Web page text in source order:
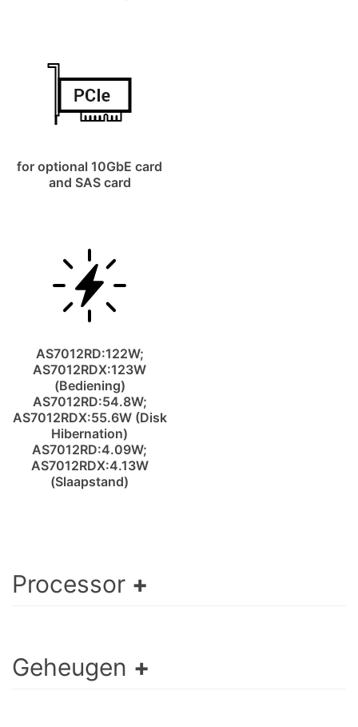
for optional 10GbE card
and SAS card
AS7012RD:122W;
AS7012RDX:123W
(Bediening)
AS7012RD:54.8W;
AS7012RDX:55.6W (Disk
Hibernation)
AS7012RD:4.09W;
AS7012RDX:4.13W
(Slaapstand)
Processor
Geheugen